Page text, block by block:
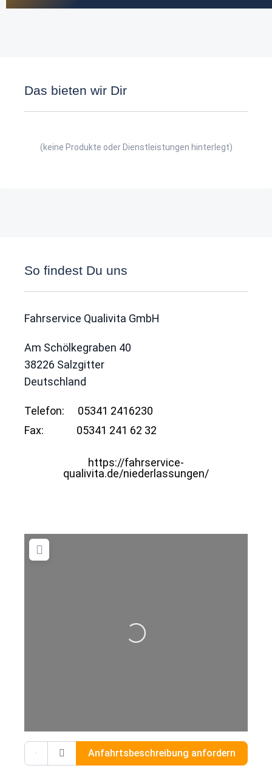
Das bieten wir Dir
(keine Produkte oder Dienstleistungen hinterlegt)
So findest Du uns
Fahrservice Qualivita GmbH
Am Schölkegraben 40
38226 Salzgitter
Deutschland
Telefon:
05341 2416230
Fax:
05341 241 62 32
https://fahrservice-
qualivita.de/niederlassungen/
Wird geladen …
Gib deinen Standort ein.
Anfahrtsbeschreibung anfordern